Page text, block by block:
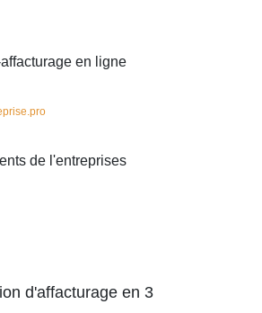
en ligne
de l'entreprises
d'affacturage en 3